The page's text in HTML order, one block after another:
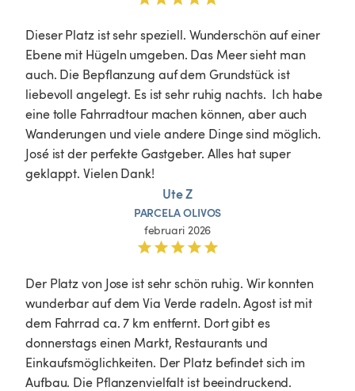
Dieser Platz ist sehr speziell. Wunderschön auf einer
Ebene mit Hügeln umgeben. Das Meer sieht man
auch. Die Bepflanzung auf dem Grundstück ist
liebevoll angelegt. Es ist sehr ruhig nachts.  Ich habe
eine tolle Fahrradtour machen können, aber auch
Wanderungen und viele andere Dinge sind möglich.
José ist der perfekte Gastgeber. Alles hat super
geklappt. Vielen Dank!
Ute Z
PARCELAOLIVOS
februari 2026
Der Platz von Jose ist sehr schön ruhig. Wir konnten
wunderbar auf dem Via Verde radeln. Agost ist mit
dem Fahrrad ca. 7 km entfernt. Dort gibt es
donnerstags einen Markt, Restaurants und
Einkaufsmöglichkeiten. Der Platz befindet sich im
Aufbau. Die Pflanzenvielfalt ist beeindruckend.